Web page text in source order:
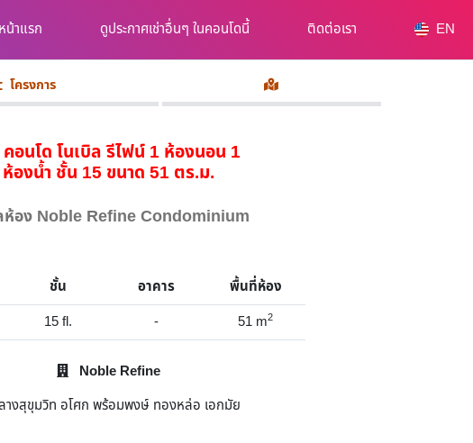
หน้าแรก ดูประกาศเช่าอื่นๆ ในคอนโดนี้ ติดต่อเรา EN
โครงการ
คอนโด โนเบิล รีไฟน์ 1 ห้องนอน 1
ห้องน้ำ ชั้น 15 ขนาด 51 ตร.ม.
ห้อง Noble Refine Condominium
ชั้น อาคาร
พื้นที่ห้อง
15 fl. - 51 m2
Noble Refine
งสุขุมวิท อโศก พร้อมพงษ์ ทองหล่อ เอกมัย